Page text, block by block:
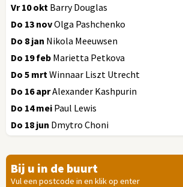
Vr 10 okt Barry Douglas
Do 13 novOlga Pashchenko
Do 8 jan Nikola Meeuwsen
Do 19 feb Marietta Petkova
Do 5 mrt Winnaar Liszt Utrecht
Do 16 aprAlexander Kashpurin
Do 14 mei Paul Lewis
Do 18 jun Dmytro Choni
Bij u in de buurt
Vul een postcode in en klik op enter